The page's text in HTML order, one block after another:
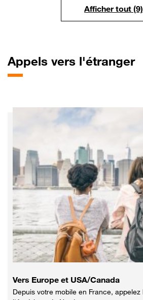
Afficher tout (9)
Appels vers l'étranger
Vers Europe et USA/Canada
Depuis votre mobile en France,